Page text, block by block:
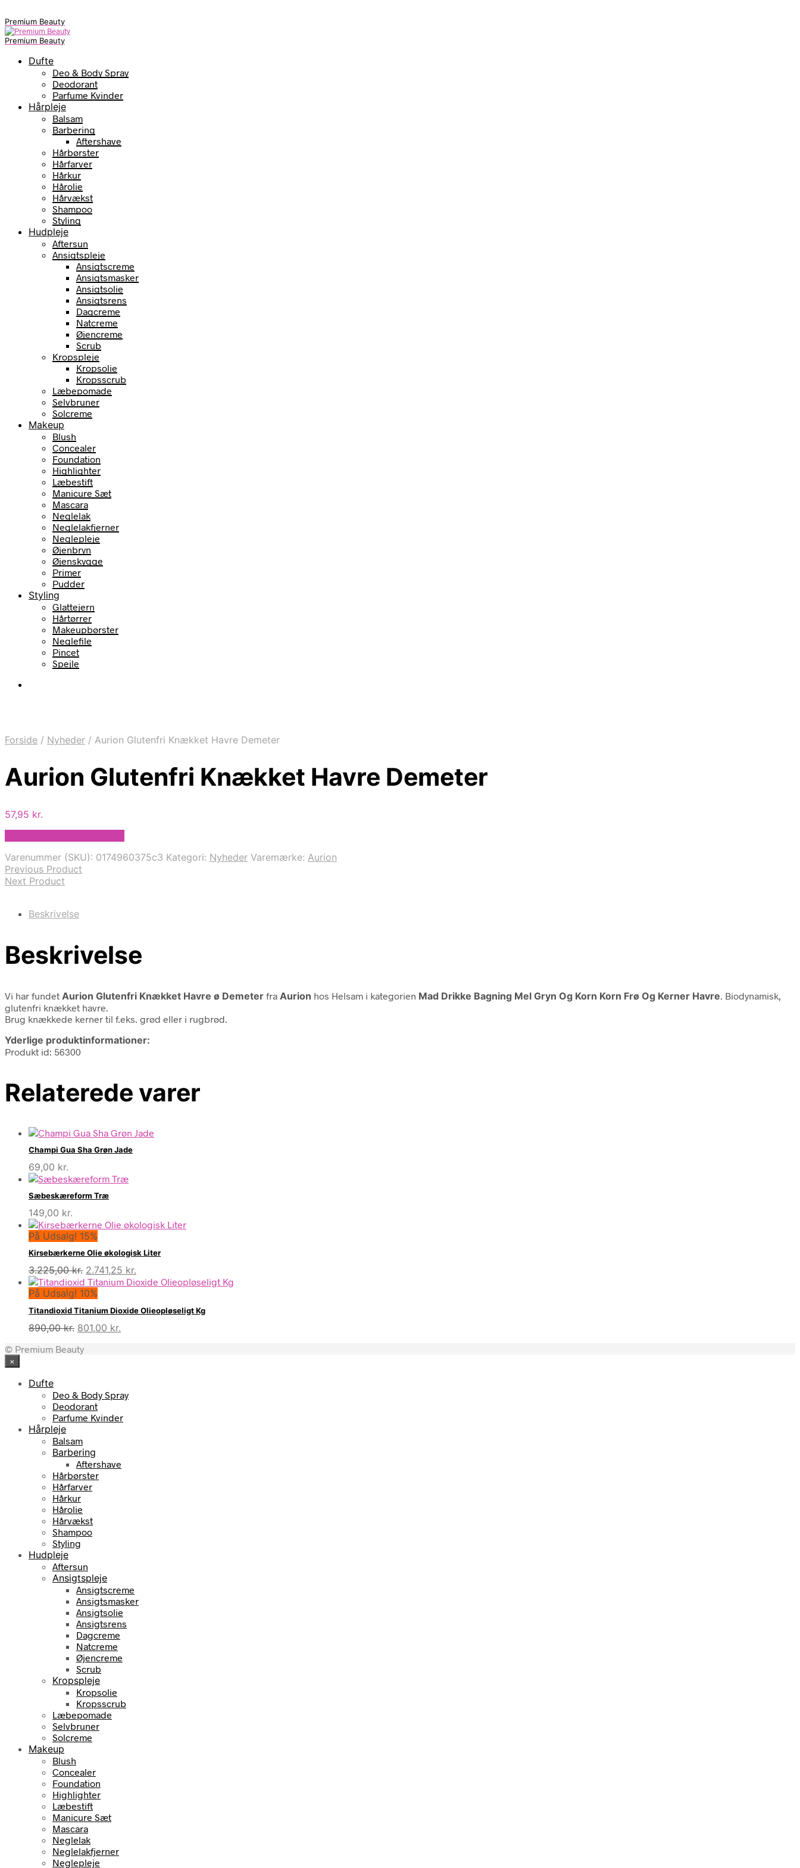
Premium Beauty
Premium Beauty
Dufte
Deo & Body Spray
Deodorant
Parfume Kvinder
Hårpleje
Balsam
Barbering
Aftershave
Hårbørster
Hårfarver
Hårkur
Hårolie
Hårvækst
Shampoo
Styling
Hudpleje
Aftersun
Ansigtspleje
Ansigtscreme
Ansigtsmasker
Ansigtsolie
Ansigtsrens
Dagcreme
Natcreme
Øjencreme
Scrub
Kropspleje
Kropsolie
Kropsscrub
Læbepomade
Selvbruner
Solcreme
Makeup
Blush
Concealer
Foundation
Highlighter
Læbestift
Manicure Sæt
Mascara
Neglelak
Neglelakfjerner
Neglepleje
Øjenbryn
Øjenskygge
Primer
Pudder
Styling
Glattejern
Hårtørrer
Makeupbørster
Neglefile
Pincet
Spejle
Forside / Nyheder / Aurion Glutenfri Knækket Havre Demeter
Aurion Glutenfri Knækket Havre Demeter
57,95 kr.
Varenummer (SKU): 0174960375c3 Kategori: Nyheder Varemærke: Aurion
Previous Product
Next Product
Beskrivelse
Beskrivelse
Vi har fundet Aurion Glutenfri Knækket Havre ø Demeter fra Aurion hos Helsam i kategorien Mad Drikke Bagning Mel Gryn Og Korn Korn Frø Og Kerner Havre . Biodynamisk,
glutenfri knækket havre.
Brug knækkede kerner til f.eks. grød eller i rugbrød.
Yderlige produktinformationer:
Produkt id: 56300
Relaterede varer
Champi Gua Sha Grøn Jade
69,00 kr.
Sæbeskæreform Træ
149,00 kr.
På Udsalg! 15%
Kirsebærkerne Olie økologisk Liter
3.225,00kr. Den
oprindelige
pris
var:
3.225,00 kr..
2.741,25 kr.
aktuelle
er:
2.741,25 kr..
På Udsalg! 10%
Titandioxid Titanium Dioxide Olieopløseligt Kg
890,00kr. Den
pris
801,00 kr.
© Premium Beauty
×
Dufte
Deo & Body Spray
Deodorant
Parfume Kvinder
Hårpleje
Balsam
Barbering
Aftershave
Hårbørster
Hårfarver
Hårkur
Hårolie
Hårvækst
Shampoo
Styling
Hudpleje
Aftersun
Ansigtspleje
Ansigtscreme
Ansigtsmasker
Ansigtsolie
Ansigtsrens
Dagcreme
Natcreme
Øjencreme
Scrub
Kropspleje
Kropsolie
Kropsscrub
Læbepomade
Selvbruner
Solcreme
Makeup
Blush
Concealer
Foundation
Highlighter
Læbestift
Manicure Sæt
Mascara
Neglelak
Neglelakfjerner
Neglepleje